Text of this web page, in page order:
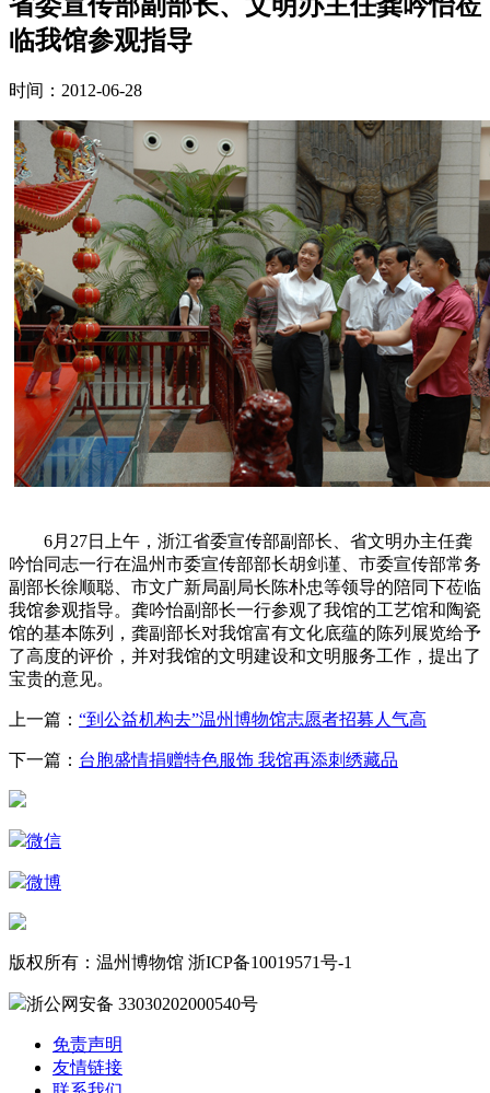
临我馆参观指导
时间：2012-06-28
6月27日上午，浙江省委宣传部副部长、省文明办主任龚
吟怡同志一行在温州市委宣传部部长胡剑谨、市委宣传部常务
副部长徐顺聪、市文广新局副局长陈朴忠等领导的陪同下莅临
我馆参观指导。龚吟怡副部长一行参观了我馆的工艺馆和陶瓷
馆的基本陈列，龚副部长对我馆富有文化底蕴的陈列展览给予
了高度的评价，并对我馆的文明建设和文明服务工作，提出了
宝贵的意见。
上一篇： “到公益机构去”温州博物馆志愿者招募人气高
下一篇： 台胞盛情捐赠特色服饰 我馆再添刺绣藏品
微信
微博
版权所有：温州博物馆 浙ICP备10019571号-1
浙公网安备 33030202000540号
免责声明
友情链接